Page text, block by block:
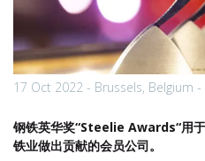
17 Oct 2022 - Brussels, Belgium
钢铁英华奖“Steelie Awards“用
铁业做出贡献的会员公司。